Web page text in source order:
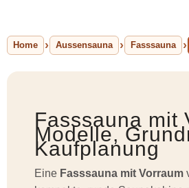
Home Aussensauna Fasssauna
Fasssauna mit
Modelle,
Kaufplanung
Eine Fasssauna mit Vorraum